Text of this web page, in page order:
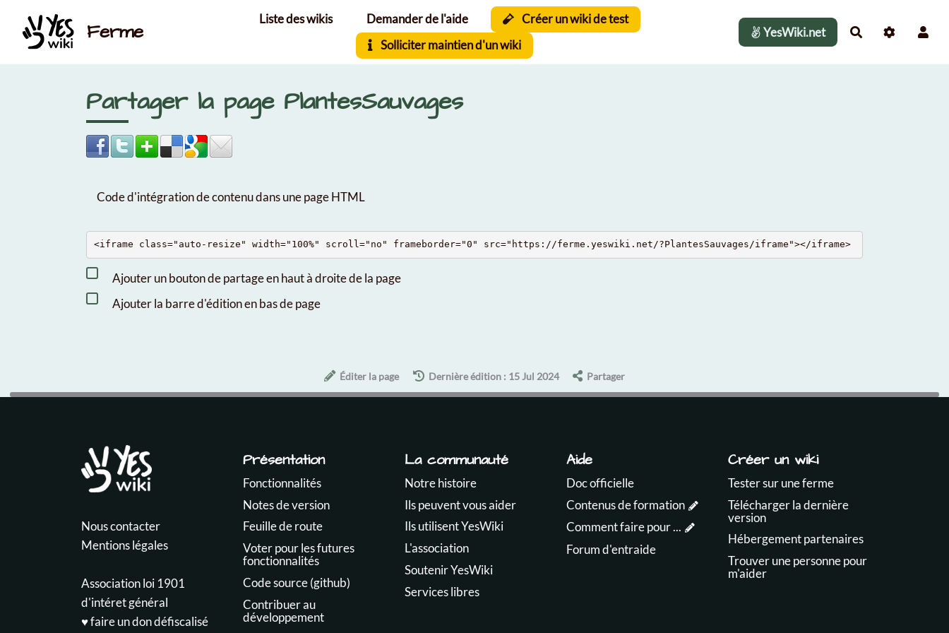
Aller au contenu principal
Ferme
Liste des wikis Demander de l'aide
Créer un wiki de test
Solliciter maintien d'un wiki
YesWiki.net Rechercher
Partager la page PlantesSauvages
Code d'intégration de contenu dans une page HTML
<iframe class="auto-resize" width="100%" scroll="no" frameborder="0" src="https://ferme.yeswiki.net/?PlantesSauvages/iframe"></iframe>
Ajouter un bouton de partage en haut à droite de la page
Ajouter la barre d'édition en bas de page
Éditer la page Dernière édition : 15 Jul 2024 Partager
Nous contacter
Mentions légales
Association loi 1901
d'intéret général
♥️ faire un don défiscalisé
Présentation
Fonctionnalités
Notes de version
Feuille de route
Voter pour les futures
fonctionnalités
Code source (github)
Contribuer au
développement
La communauté
Notre histoire
Ils peuvent vous aider
Ils utilisent YesWiki
L'association
Soutenir YesWiki
Services libres
Aide
Doc officielle
Contenus de formation
Comment faire pour ...
Forum d'entraide
Créer un wiki
Tester sur une ferme
Télécharger la dernière
version
Hébergement partenaires
Trouver une personne pour
m'aider